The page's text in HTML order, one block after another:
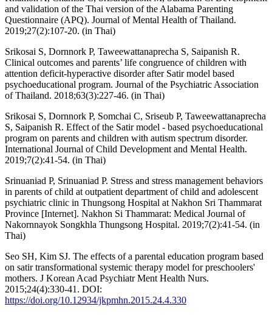
and validation of the Thai version of the Alabama Parenting
Questionnaire (APQ). Journal of Mental Health of Thailand.
2019;27(2):107-20. (in Thai)
Srikosai S, Dornnork P, Taweewattanaprecha S, Saipanish R.
Clinical outcomes and parents’ life congruence of children with
attention deficit-hyperactive disorder after Satir model based
psychoeducational program. Journal of the Psychiatric Association
of Thailand. 2018;63(3):227-46. (in Thai)
Srikosai S, Dornnork P, Somchai C, Sriseub P, Taweewattanaprecha
S, Saipanish R. Effect of the Satir model - based psychoeducational
program on parents and children with autism spectrum disorder.
International Journal of Child Development and Mental Health.
2019;7(2):41-54. (in Thai)
Srinuaniad P, Srinuaniad P. Stress and stress management behaviors
in parents of child at outpatient department of child and adolescent
psychiatric clinic in Thungsong Hospital at Nakhon Sri Thammarat
Province [Internet]. Nakhon Si Thammarat: Medical Journal of
Nakornnayok Songkhla Thungsong Hospital. 2019;7(2):41-54. (in
Thai)
Seo SH, Kim SJ. The effects of a parental education program based
on satir transformational systemic therapy model for preschoolers'
mothers. J Korean Acad Psychiatr Ment Health Nurs.
2015;24(4):330-41. DOI:
https://doi.org/10.12934/jkpmhn.2015.24.4.330